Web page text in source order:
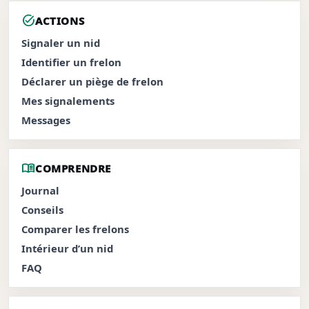
task_altACTIONS
Signaler un nid
Identifier un frelon
Déclarer un piège de frelon
Mes signalements
Messages
menu_bookCOMPRENDRE
Journal
Conseils
Comparer les frelons
Intérieur d’un nid
FAQ